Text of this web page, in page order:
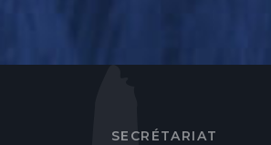
SECRÉTARIAT